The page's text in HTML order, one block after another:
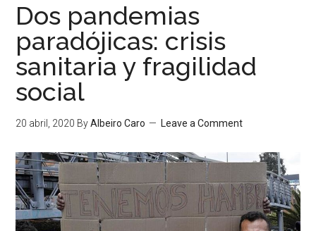
Dos pandemias
paradójicas: crisis
sanitaria y fragilidad
social
20 abril, 2020 ByAlbeiro Caro Leave a Comment